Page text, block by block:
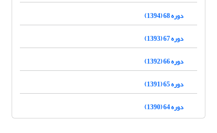
دوره 68 (1394)
دوره 67 (1393)
دوره 66 (1392)
دوره 65 (1391)
دوره 64 (1390)